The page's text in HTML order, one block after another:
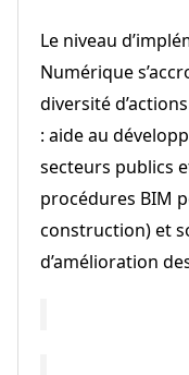
Le niveau
Numérique
diversité
: aide au
secteurs publics
procédures BIM
construction) et
d’amélioration